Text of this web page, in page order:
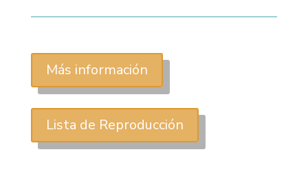
Más información
Lista de Reproducción